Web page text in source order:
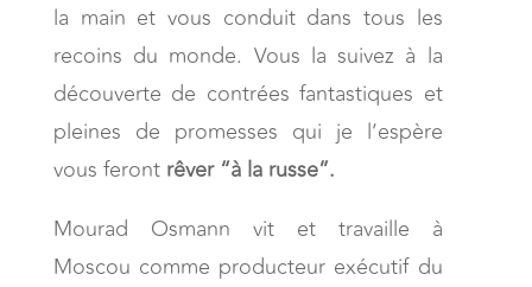
la main et vous conduit dans tous les
recoins du monde. Vous la suivez à la
découverte de contrées fantastiques et
pleines de promesses qui je l’espère
vous feront rêver “à la russe”.
Mourad Osmann vit et travaille à
Moscou comme producteur exécutif du